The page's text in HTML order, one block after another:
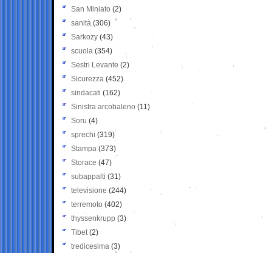
San Miniato (2)
sanità (306)
Sarkozy (43)
scuola (354)
Sestri Levante (2)
Sicurezza (452)
sindacati (162)
Sinistra arcobaleno (11)
Soru (4)
sprechi (319)
Stampa (373)
Storace (47)
subappalti (31)
televisione(244)
terremoto (402)
thyssenkrupp (3)
Tibet(2)
tredicesima (3)